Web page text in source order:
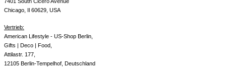
Chicago, Il 60629, USA
Vertrieb:
American Lifestyle - US-Shop Berlin,
Gifts | Deco | Food,
Attilastr. 177,
12105 Berlin-Tempelhof, Deutschland